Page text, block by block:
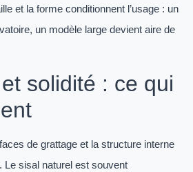
et la forme conditionnent l’usage : un
un modèle large devient aire de
solidité : ce qui
de grattage et la structure interne
Le sisal naturel est souvent